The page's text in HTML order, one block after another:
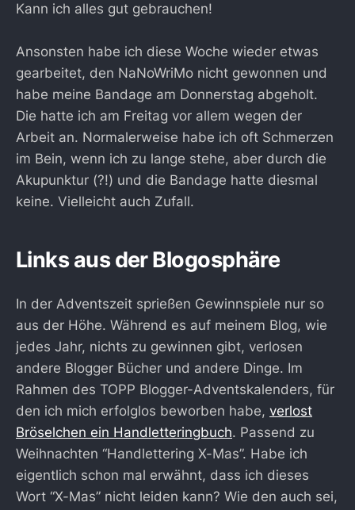
Kann ich alles gut gebrauchen!
Ansonsten habe ich diese Woche wieder etwas
gearbeitet, den NaNoWriMo nicht gewonnen und
habe meine Bandage am Donnerstag abgeholt.
Die hatte ich am Freitag vor allem wegen der
Arbeit an. Normalerweise habe ich oft Schmerzen
im Bein, wenn ich zu lange stehe, aber durch die
Akupunktur (?!) und die Bandage hatte diesmal
keine. Vielleicht auch Zufall.
Links aus der Blogosphäre
In der Adventszeit sprießen Gewinnspiele nur so
aus der Höhe. Während es auf meinem Blog, wie
jedes Jahr, nichts zu gewinnen gibt, verlosen
andere Blogger Bücher und andere Dinge. Im
Rahmen des TOPP Blogger-Adventskalenders, für
den ich mich erfolglos beworben habe, verlost
Bröselchen ein Handletteringbuch. Passend zu
Weihnachten “Handlettering X-Mas”. Habe ich
eigentlich schon mal erwähnt, dass ich dieses
Wort “X-Mas” nicht leiden kann? Wie den auch sei,